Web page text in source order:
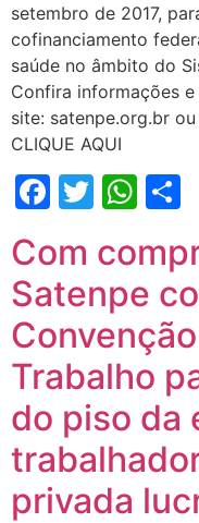
setembro de 2017,
cofinanciamento
saúde no âmbito do
Confira informações
site: satenpe.org.br
CLIQUE AQUI
Facebook
Twitter
Com
Satenpe
Trabalho
do piso da
privada